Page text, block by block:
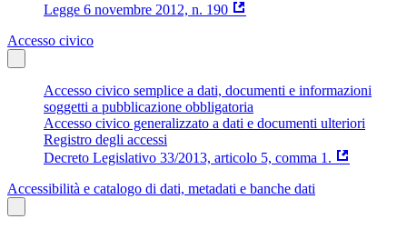
Legge 6 novembre 2012, n. 190
Accesso civico
Accesso civico semplice a dati, documenti e informazioni
soggetti a pubblicazione obbligatoria
Accesso civico generalizzato a dati e documenti ulteriori
Registro degli accessi
Decreto Legislativo 33/2013, articolo 5, comma 1.
Accessibilità e catalogo di dati, metadati e banche dati